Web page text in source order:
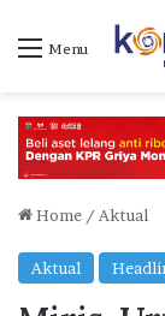
Menu
Home / Aktual
Aktual